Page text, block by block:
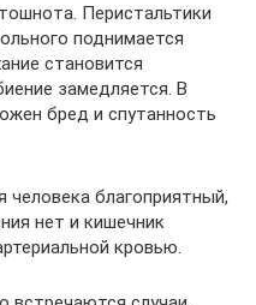
Перистальтики
поднимается
становится
замедляется. В
бред и спутанность
человека благоприятный,
нет и кишечник
кровью.